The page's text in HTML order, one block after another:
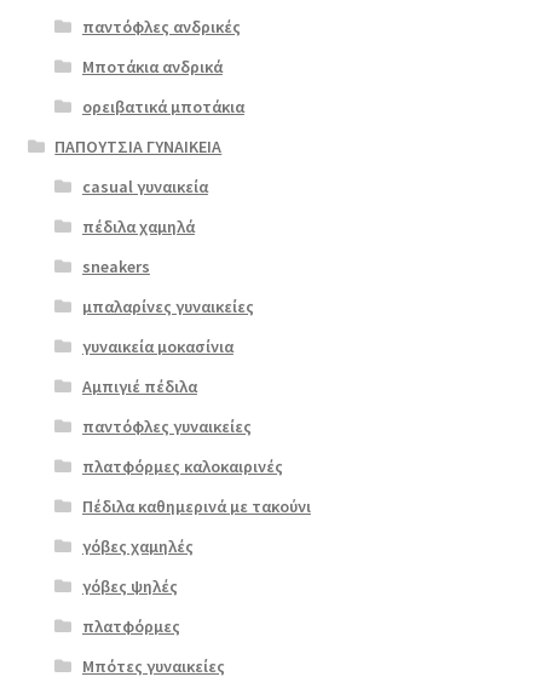
€45.00. είναι:
€36.00.
Επιλο
σελίδα
προϊόντος
παντόφλες ανδρικές
Μποτάκια ανδρικά
ορειβατικά μποτάκια
ΠΑΠΟΥΤΣΙΑ ΓΥΝΑΙΚΕΙΑ
casual γυναικεία
πέδιλα χαμηλά
sneakers
μπαλαρίνες γυναικείες
γυναικεία μοκασίνια
Αμπιγιέ πέδιλα
παντόφλες γυναικείες
πλατφόρμες καλοκαιρινές
Πέδιλα καθημερινά με τακούνι
γόβες χαμηλές
γόβες ψηλές
πλατφόρμες
Μπότες γυναικείες